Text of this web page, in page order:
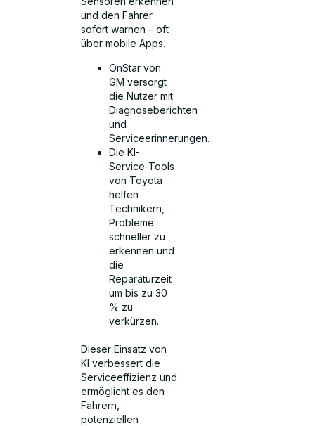
und den Fahrer
sofort warnen – oft
über mobile Apps.
OnStar von
GM versorgt
die Nutzer mit
Diagnoseberichten
und
Serviceerinnerungen.
Die KI-
Service-Tools
von Toyota
helfen
Technikern,
Probleme
schneller zu
erkennen und
die
Reparaturzeit
um bis zu 30
% zu
verkürzen.
Dieser Einsatz von
KI verbessert die
Serviceeffizienz und
ermöglicht es den
Fahrern,
potenziellen